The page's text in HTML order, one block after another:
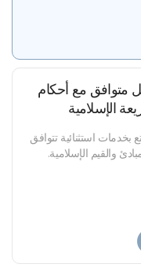
متوافق مع أحكام
الإسلامية
استثنائية تتوافق
والقيم الإسلامية.